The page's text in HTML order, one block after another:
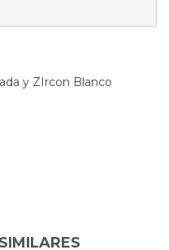
y ZIrcon Blanco